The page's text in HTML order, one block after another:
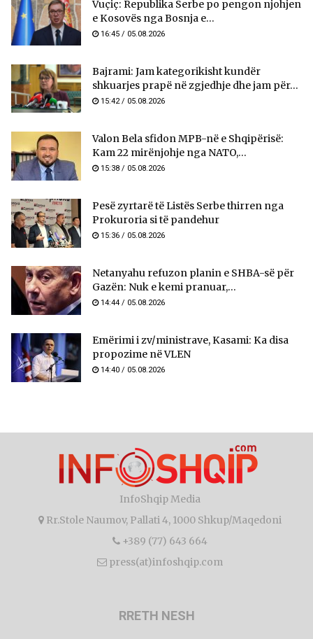
Vuçiç: Republika Serbe po pengon njohjen
e Kosovës nga Bosnja e...
16:45 / 05.08.2026
Bajrami: Jam kategorikisht kundër
shkuarjes prapë në zgjedhje dhe jam për...
15:42 / 05.08.2026
Valon Bela sfidon MPB-në e Shqipërisë:
Kam 22 mirënjohje nga NATO,...
15:38 / 05.08.2026
Pesë zyrtarë të Listës Serbe thirren nga
Prokuroria si të pandehur
15:36 / 05.08.2026
Netanyahu refuzon planin e SHBA-së për
Gazën: Nuk e kemi pranuar,...
14:44 / 05.08.2026
Emërimi i zv/ministrave, Kasami: Ka disa
propozime në VLEN
14:40 / 05.08.2026
InfoShqip Media
Rr.Stole Naumov, Pallati 4, 1000 Shkup/Maqedoni
+389 (77) 643 664
press(at)infoshqip.com
RRETH NESH